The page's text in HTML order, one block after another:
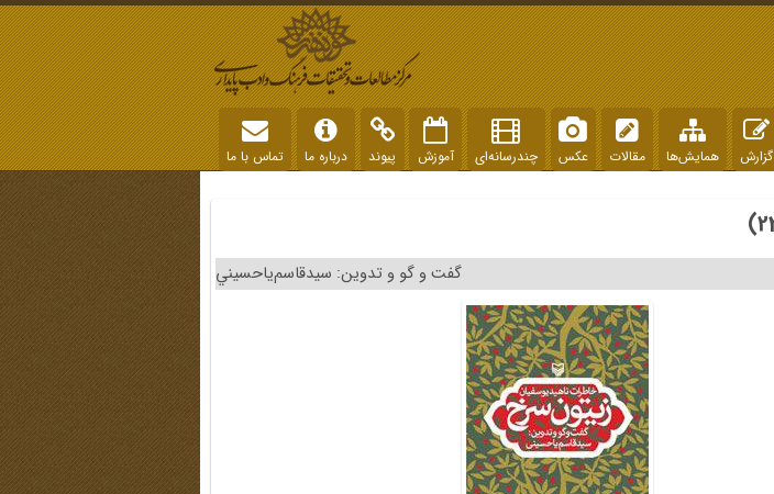
گزارش همایش‌ها مقالات عکس چندرسانه‌ای آموزش پیوند درباره ما تماس با ما
گفت و گو و تدوين: سيدقاسم‌ياحسيني